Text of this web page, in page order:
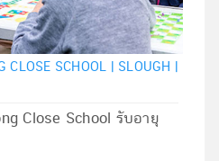
CLOSE SCHOOL | SLOUGH |
Close School รับอายุ